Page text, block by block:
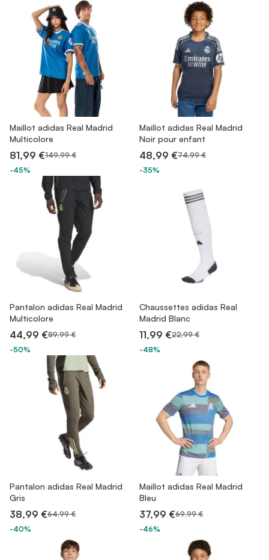
Maillot adidas Real Madrid
Multicolore
81,99 €149,99 €
-45%
Maillot adidas Real Madrid
Noir pour enfant
48,99 €74,99 €
-35%
Pantalon adidas Real Madrid
Multicolore
44,99 €89,99 €
-50%
Chaussettes adidas Real
Madrid Blanc
11,99 €22,99 €
-48%
Pantalon adidas Real Madrid
Gris
38,99 €64,99 €
-40%
Maillot adidas Real Madrid
Bleu
37,99 €69,99 €
-46%